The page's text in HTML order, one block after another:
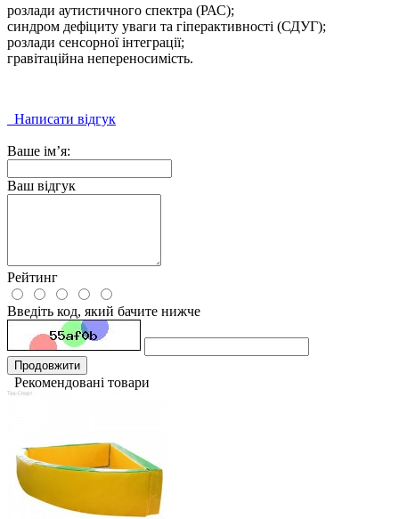
розлади аутистичного спектра (РАС);
синдром дефіциту уваги та гіперактивності (СДУГ);
розлади сенсорної інтеграції;
гравітаційна непереносимість.
Написати відгук
Ваше ім’я:
Ваш відгук
Рейтинг
Введіть код, який бачите нижче
Продовжити
Рекомендовані товари